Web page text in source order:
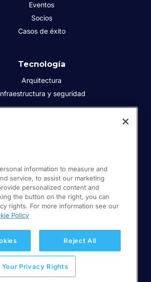
Eventos
Socios
Casos de éxito
Tecnología
Arquitectura
y seguridad
Prensa
Empleos
/ Portal de clientes
Política de privacidad
information to measure and
service, to assist our marketing
personalized content and
the button on the right, you can
rights. For more information see our
Policy
Reject All
Your Privacy Rights